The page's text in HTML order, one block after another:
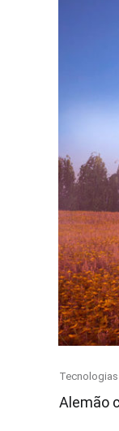
Category
Alemão